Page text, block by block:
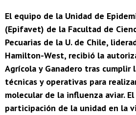
El equipo de la Unidad de
(Epifavet) de la Facultad de
Pecuarias de la U. de Chile,
Hamilton-West, recibió la
Agrícola y Ganadero tras cumplir
técnicas y operativas para
molecular de la influenza aviar.
participación de la unidad en la